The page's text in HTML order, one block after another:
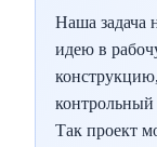
Наша задача
идею в
контрольный
Так проект